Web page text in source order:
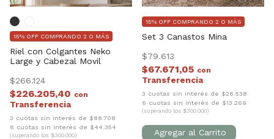
Riel con Colgantes Neko
Large y Cabezal Movil
$266.124
15% OFF COMPRANDO 2 O MÁS
$226.205,40 con
3 cuotas sin interés de $88.708
6 cuotas sin interés de $44.354
(superando los $300.000)
Set 3 Canastos Mina
$79.613
15% OFF COMPRANDO 2 O MÁS
$67.671,05 con
3 cuotas sin interés de $26.538
6 cuotas sin interés de $13.269
(superando los $300.000)